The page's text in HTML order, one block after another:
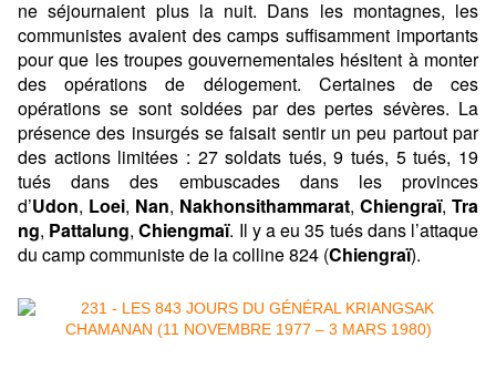
ne séjournaient plus la nuit. Dans les montagnes, les
communistes avaient des camps suffisamment importants
pour que les troupes gouvernementales hésitent à monter
des opérations de délogement. Certaines de ces
opérations se sont soldées par des pertes sévères. La
présence des insurgés se faisait sentir un peu partout par
des actions limitées : 27 soldats tués, 9 tués, 5 tués, 19
tués dans des embuscades dans les provinces
d’Udon, Loei, Nan, Nakhonsithammarat, Chiengraï, Tra
ng, Pattalung,Chiengmaï. Il y a eu 35 tués dans l’attaque
du camp communiste de la colline 824 (Chiengraï).